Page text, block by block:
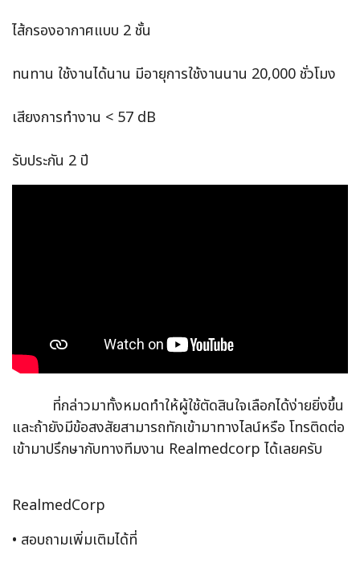
ไส้กรองอากาศแบบ 2 ชั้น
ทนทาน ใช้งานได้นาน มีอายุการใช้งานนาน 20,000 ชั่วโมง
เสียงการทำงาน < 57 dB
รับประกัน 2 ปี
ที่กล่าวมาทั้งหมดทำให้ผู้ใช้ตัดสินใจเลือกได้ง่ายยิ่งขึ้น
และถ้ายังมีข้อสงสัยสามารถทักเข้ามาทางไลน์หรือ โทรติดต่อ
เข้ามาปรึกษากับทางทีมงาน Realmedcorp ได้เลยครับ
RealmedCorp
• สอบถามเพิ่มเติมได้ที่